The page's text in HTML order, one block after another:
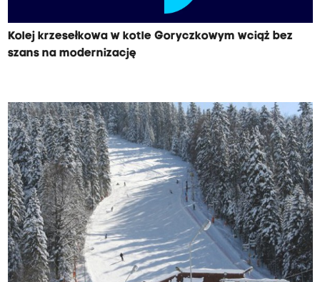
Kolej krzesełkowa w kotle Goryczkowym wciąż bez
szans na modernizację